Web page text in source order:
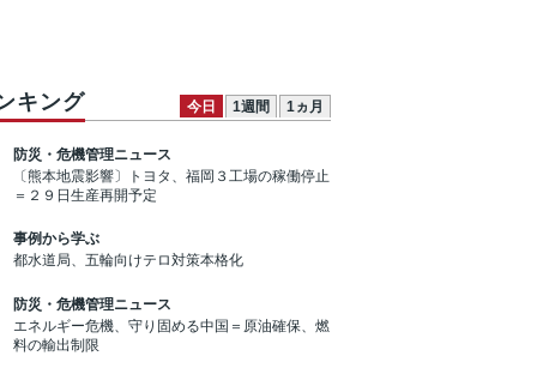
キング 今日 1週間 1ヵ月
防災・危機管理ニュース
〔熊本地震影響〕トヨタ、福岡３工場の稼働停止
＝２９日生産再開予定
事例から学ぶ
都水道局、五輪向けテロ対策本格化
防災・危機管理ニュース
エネルギー危機、守り固める中国＝原油確保、燃
料の輸出制限